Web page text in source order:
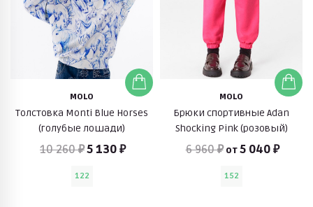
MOLO
Толстовка Monti Blue Horses
(голубые лошади)
10 260 ₽5 130 ₽
122
MOLO
Брюки спортивные Adan
Shocking Pink (розовый)
6 960 ₽ от5 040 ₽
152